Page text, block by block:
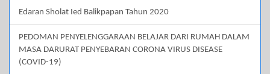
Edaran Sholat Ied Balikpapan Tahun 2020
PEDOMAN PENYELENGGARAAN BELAJAR DARI RUMAH DALAM
MASA DARURAT PENYEBARAN CORONA VIRUS DISEASE
(COVID-19)